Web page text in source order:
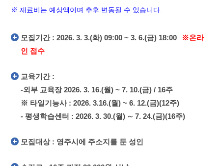
※ 재료비는 예상액이며 추후 변동될 수 있습니다.
모집기간 : 2026. 3. 3.(화) 09:00 ~ 3. 6.(금) 18:00
※온라
인 접수
교육기간 :
-외부 교육장 2026. 3. 16.(월) ~ 7. 10.(금) / 16주
※ 타일기능사 : 2026. 3.16.(월) ~ 6. 12.(금)(12주)
- 평생학습센터 : 2026. 3. 30.(월) ∼ 7. 24.(금)(16주)
모집대상 : 영주시에 주소지를 둔 성인